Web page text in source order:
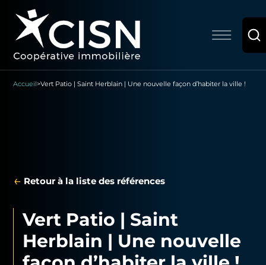
Accueil>Vert Patio | Saint Herblain | Une nouvelle façon d’habiter la ville !
← Retour à la liste des références
Vert Patio | Saint
Herblain | Une nouvelle